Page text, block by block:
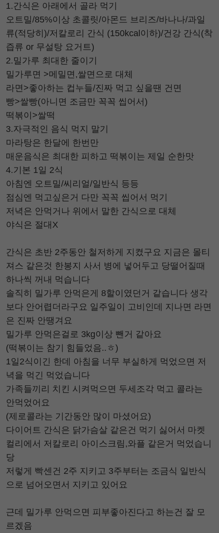
1.간식은 아래에서 골라 먹기
오트밀/85%이상 초콜릿/아몬드 브리즈/바나나/과일
류(적당히)/저칼로리 간식 (150kcal이하)/건강 간식(착
즙류 or 무설탕 요거트)
2.밀가루 최대한 줄이기
밀가루면 >메밀면,쌀면으로 대체
라면>좋아하는 컵누들/진짜 먹고 싶을땐 건면
빵>쌀빵(아니면 조금만 꼭꼭 씹어서)
떡볶이>쌀떡
3.자극적인 음식 먹지 말기
마라탕은 한달에 한번만
매운음식은 최대한 피하고 떡볶이는 제일 순한맛
4.기본 1일 2식
아침엔 오트밀/씨리얼/일반식 등등
점심엔 먹고싶은거 다만 꼭꼭 씹어서 먹기
저녁은 안먹거나 위에서 말한 간식으로 대체
야식은 절대X
간식은 초반 2주동안 철저하게 지켰구요 지금은 몰티
져스 같은것 한봉지 사서 병에 넣어두고 당떨어질때
하나씩 꺼내 먹습니다
솔직히 밀가루 안먹은게 8할이였던거 같습니다 생각
보다 안어렵더라구요 일주일이 고비인데 지나면 라면
은 진짜 안땡겨요
밀가루 안먹은걸로 3kg이상 뺀거 같아요
(떡볶이는 참기 힘들었음..ㅎ)
1일2식이긴 한데 아침을 너무 부실하게 먹었으면 저
녁을 먹긴 먹었습니다
가족들끼리 치킨 시켜먹으면 두세조각 먹고 콜라는
안먹었어요
(제로콜라는 기간동안 많이 마셨어요)
다이어트 간식은 닭가슴살 같은건 먹기 싫어서 마켓
컬리에서 저칼로리 아이스크림,와플 같은거 먹었습니
당
저렇게 빡센건 2주 지키고 3주부터는 조금식 일반식
으로 넘어오면서 지키고 있어요
근데 밀가루 안먹으면 피부좋아진다고 하는건 잘 모
르겠음